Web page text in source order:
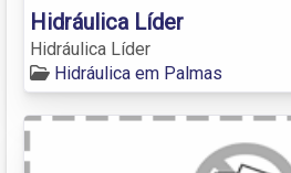
Hidráulica Líder
Hidráulica Líder
Hidráulica em Palmas